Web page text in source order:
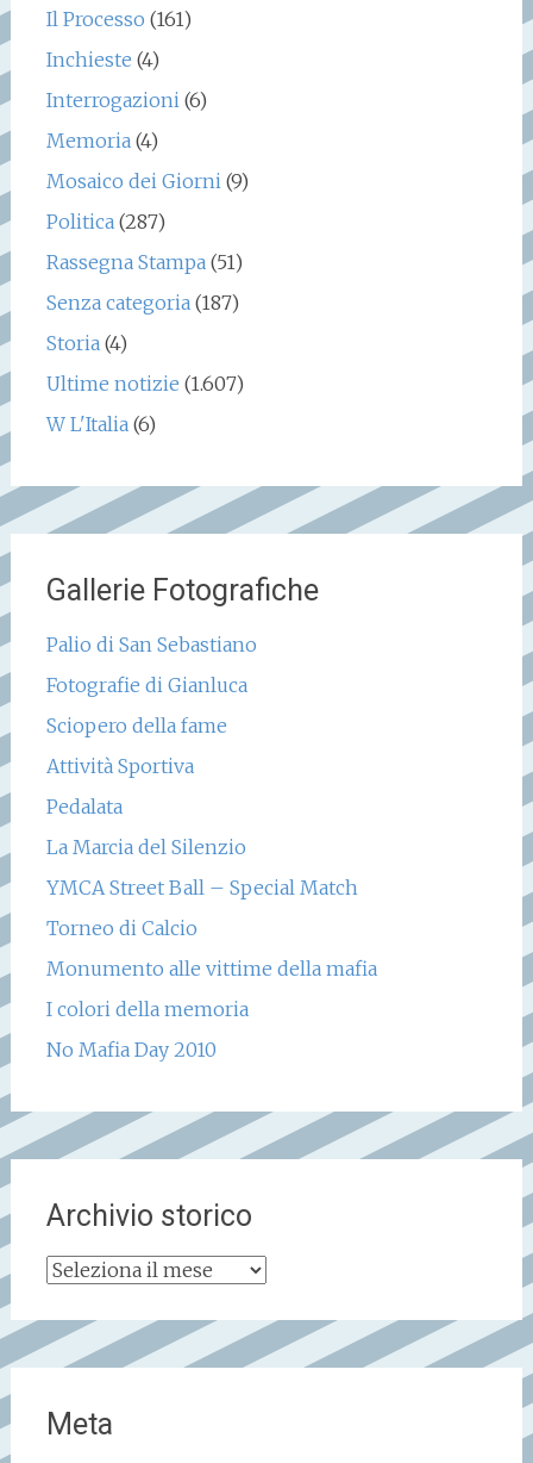
Il Processo (161)
Inchieste (4)
Interrogazioni(6)
Memoria(4)
Mosaico dei Giorni(9)
Politica(287)
Rassegna Stampa(51)
Senza categoria(187)
Storia(4)
Ultime notizie (1.607)
W L'Italia(6)
Gallerie Fotografiche
Palio di San Sebastiano
Fotografie di Gianluca
Sciopero della fame
Attività Sportiva
Pedalata
La Marcia del Silenzio
YMCA Street Ball – Special Match
Torneo di Calcio
Monumento alle vittime della mafia
I colori della memoria
No Mafia Day 2010
Archivio storico
Archivio
Meta